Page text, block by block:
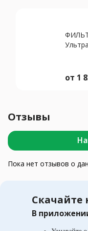
от 1
Отзывы
Пока нет отзывов о
В